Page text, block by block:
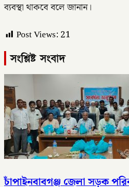
ব্যবস্থা থাকবে বলে জানান।
Post Views: 21
সংশ্লিষ্ট সংবাদ
চাঁপাইনবাবগঞ্জ জেলা সড়ক